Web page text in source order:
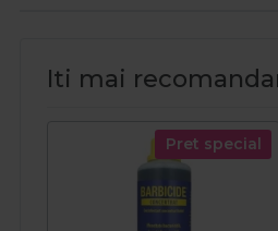
Iti mai
Pret special